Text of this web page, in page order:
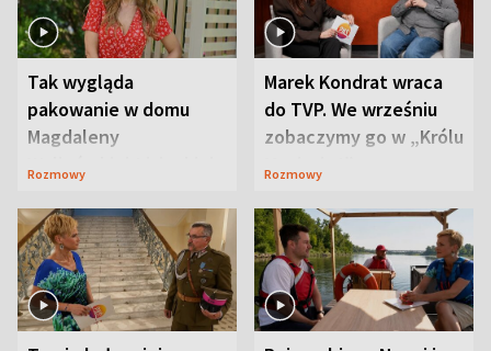
Tak wygląda
pakowanie w domu
Magdaleny
Waligórskiej-Lisieckiej.
Rozmowy
Marek Kondrat wraca
do TVP. We wrześniu
zobaczymy go w „Królu
Maciusiu I”
Rozmowy